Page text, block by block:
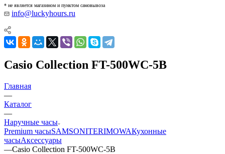
* не является магазином и пунктом самовывоза
info@luckyhours.ru
Casio Collection FT-500WC-5B
Главная
—
Каталог
—
Наручные часы
Premium часыSAMSONITERIMOWAКухонные
часыАксессуары
—Casio Collection FT-500WC-5B